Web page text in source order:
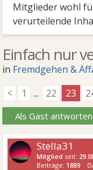
Mitglieder wohl
verurteilende
Einfach nur
in Fremdgehen &
<
1 ... 22 23
Als Gast
Stella31
Mitglied seit:
Beiträge: 1889